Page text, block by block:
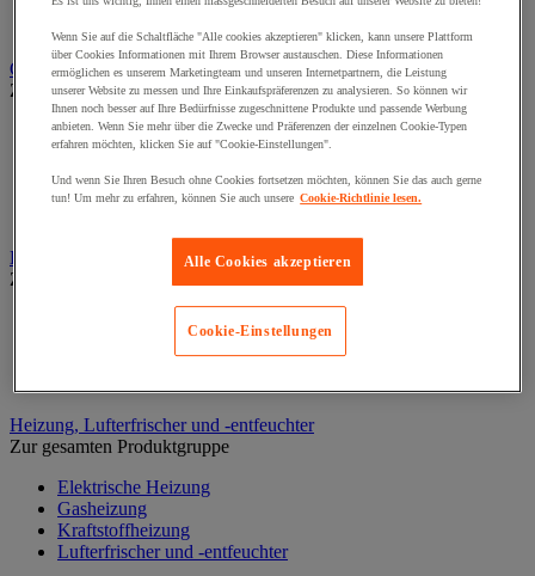
Palettenbeförderer
Zubehör für Förderanlagen
Garderobe
Zur gesamten Produktgruppe
Bänke und Zubehör für Garderobe
Schränke für IT Geräte und Post
Spezielle Schränke und Ablagen
Spinde mit 1 Tür
Hallenbüros, Kabinen und Trennwände
Zur gesamten Produktgruppe
Werkstatttrennwand
Heizung, Lufterfrischer und -entfeuchter
Zur gesamten Produktgruppe
Elektrische Heizung
Gasheizung
Kraftstoffheizung
Lufterfrischer und -entfeuchter
Wenn Sie auf die Schaltfläche "Alle cookies akzeptieren" klicken, kann unsere Plattform
über Cookies Informationen mit Ihrem Browser austauschen. Diese Informationen
ermöglichen es unserem Marketingteam und unseren Internetpartnern, die Leistung
unserer Website zu messen und Ihre Einkaufspräferenzen zu analysieren. So können wir
Ihnen noch besser auf Ihre Bedürfnisse zugeschnittene Produkte und passende Werbung
anbieten. Wenn Sie mehr über die Zwecke und Präferenzen der einzelnen Cookie-Typen
erfahren möchten, klicken Sie auf "Cookie-Einstellungen".
Und wenn Sie Ihren Besuch ohne Cookies fortsetzen möchten, können Sie das auch gerne
tun! Um mehr zu erfahren, können Sie auch unsere Cookie-Richtlinie lesen.
Alle Cookies akzeptieren
Cookie-Einstellungen